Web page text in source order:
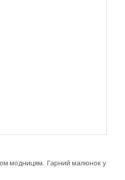
модницям. Гарний малюнок у